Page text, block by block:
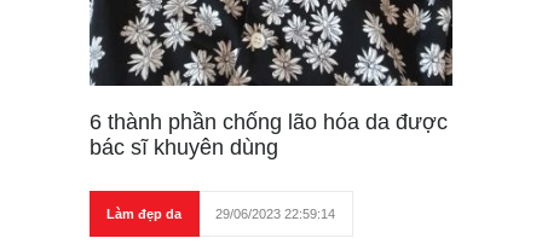
6 thành phần chống lão hóa da được
bác sĩ khuyên dùng
Làm đẹp da 29/06/2023 22:59:14